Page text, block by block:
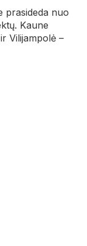
prasideda nuo
Kaune
Vilijampolė –